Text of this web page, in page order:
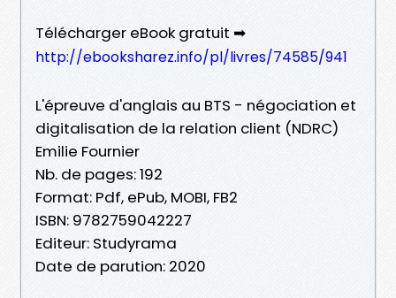
Télécharger eBook gratuit ➡
http://ebooksharez.info/pl/livres/74585/941
L'épreuve d'anglais au BTS - négociation et
digitalisation de la relation client (NDRC)
Emilie Fournier
Nb. de pages: 192
Format: Pdf, ePub, MOBI, FB2
ISBN: 9782759042227
Editeur: Studyrama
Date de parution: 2020